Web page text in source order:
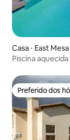
Casa ⋅ East Mesa
Piscina
Preferido dos
Preferido dos